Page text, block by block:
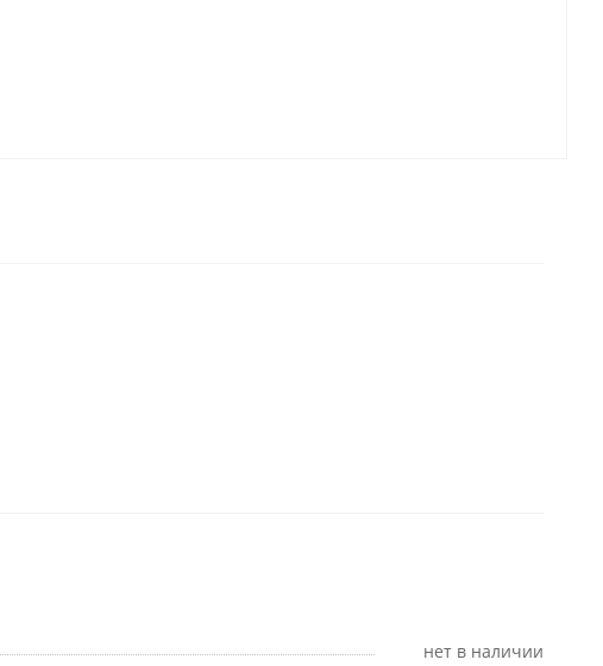
Нет в наличии